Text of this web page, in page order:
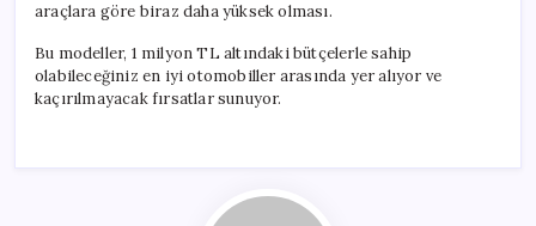
araçlara göre biraz daha yüksek olması.
Bu modeller, 1 milyon TL altındaki bütçelerle sahip
olabileceğiniz en iyi otomobiller arasında yer alıyor ve
kaçırılmayacak fırsatlar sunuyor.